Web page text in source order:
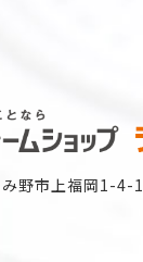
野市上福岡1-4-